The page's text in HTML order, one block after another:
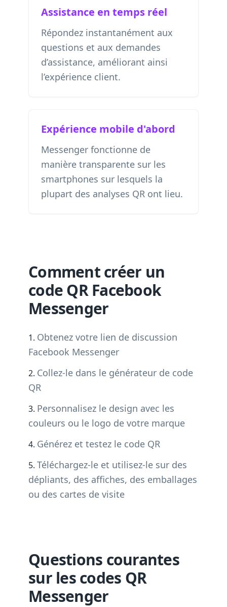
Assistance en temps réel
Répondez instantanément aux
questions et aux demandes
d’assistance, améliorant ainsi
l’expérience client.
Expérience mobile d'abord
Messenger fonctionne de
manière transparente sur les
smartphones sur lesquels la
plupart des analyses QR ont lieu.
Comment créer un
code QR Facebook
Messenger
Obtenez votre lien de discussion
Facebook Messenger
Collez-le dans le générateur de code
QR
Personnalisez le design avec les
couleurs ou le logo de votre marque
Générez et testez le code QR
Téléchargez-le et utilisez-le sur des
dépliants, des affiches, des emballages
ou des cartes de visite
Questions courantes
sur les codes QR
Messenger